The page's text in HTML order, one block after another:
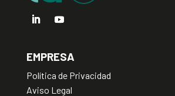
EMPRESA
Política de Privacidad
Aviso Legal